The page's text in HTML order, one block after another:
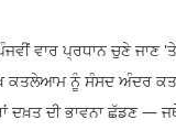
ਵਾਰ ਪ੍ਰਧਾਨ ਚੁਣੇ ਜਾਣ
ਕਤਲੇਆਮ ਨੂੰ ਸੰਸਦ ਅੰਦਰ
ਦਖ਼ਤ ਦੀ ਭਾਵਨਾ ਛੱਡਣ —